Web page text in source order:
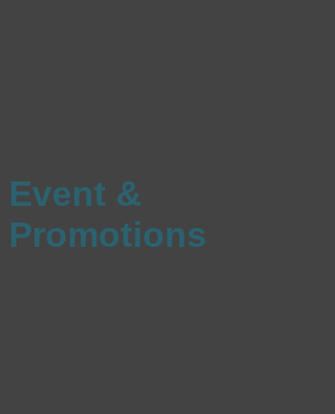
Event &
Promotions